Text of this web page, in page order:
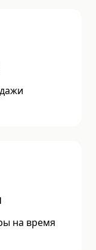
на время